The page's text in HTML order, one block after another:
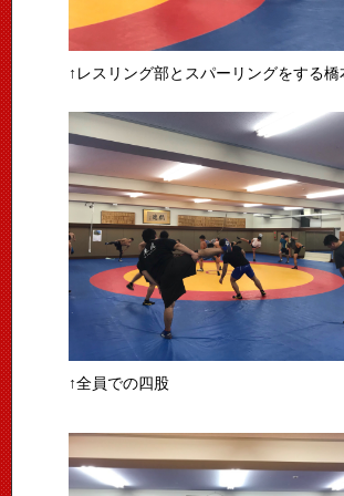
↑レスリング部とスパーリングをする
↑全員での四股